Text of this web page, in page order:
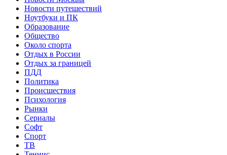
Новости путешествий
Ноутбуки и ПК
Образование
Общество
Около спорта
Отдых в России
Отдых за границей
ПДД
Политика
Происшествия
Психология
Рынки
Сериалы
Софт
Спорт
ТВ